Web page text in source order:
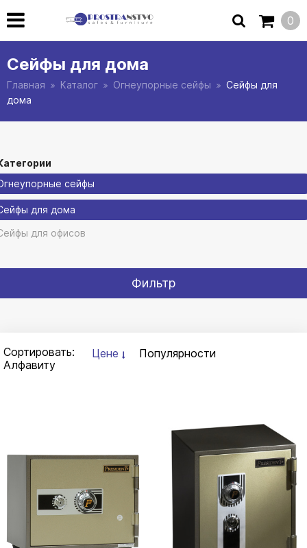
0
Сейфы для дома
Главная Каталог Огнеупорные сейфы
Сейфы для
дома
сейфы
для дома
для офисов
Фильтр
Сортировать: Цене
Популярности
Алфавиту